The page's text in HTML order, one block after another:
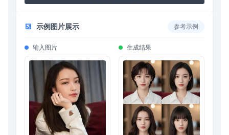
示例图片展示 参考示例
输入图片 生成结果